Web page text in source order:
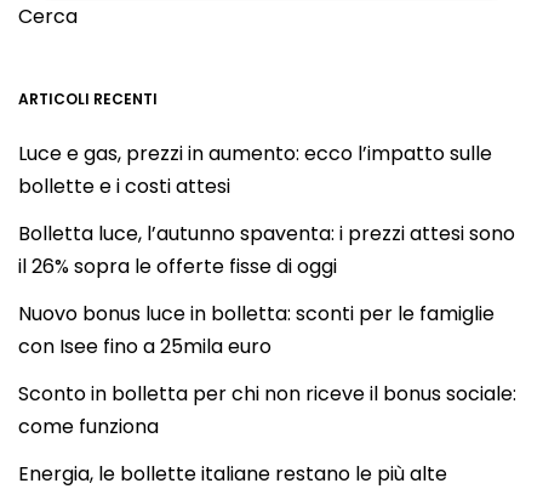
Cerca
ARTICOLI RECENTI
Luce e gas, prezzi in aumento: ecco l’impatto sulle
bollette e i costi attesi
Bolletta luce, l’autunno spaventa: i prezzi attesi sono
il 26% sopra le offerte fisse di oggi
Nuovo bonus luce in bolletta: sconti per le famiglie
con Isee fino a 25mila euro
Sconto in bolletta per chi non riceve il bonus sociale:
come funziona
Energia, le bollette italiane restano le più alte